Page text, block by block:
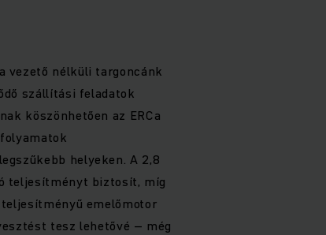
vezető nélküli targoncánk
szállítási feladatok
köszönhetően az ERCa
helyeken. A 2,8
teljesítményt biztosít, míg
emelőmotor
tesz lehetővé – még